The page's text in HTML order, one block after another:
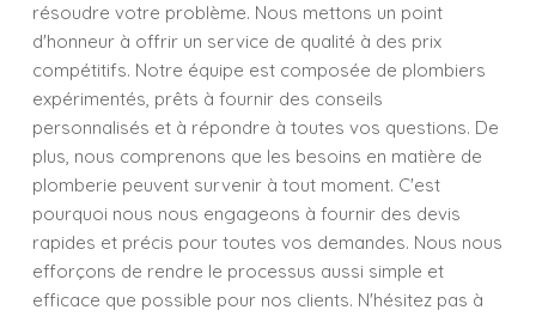
résoudre votre problème. Nous mettons un point
d'honneur à offrir un service de qualité à des prix
compétitifs. Notre équipe est composée de plombiers
expérimentés, prêts à fournir des conseils
personnalisés et à répondre à toutes vos questions. De
plus, nous comprenons que les besoins en matière de
plomberie peuvent survenir à tout moment. C'est
pourquoi nous nous engageons à fournir des devis
rapides et précis pour toutes vos demandes. Nous nous
efforçons de rendre le processus aussi simple et
efficace que possible pour nos clients. N'hésitez pas à